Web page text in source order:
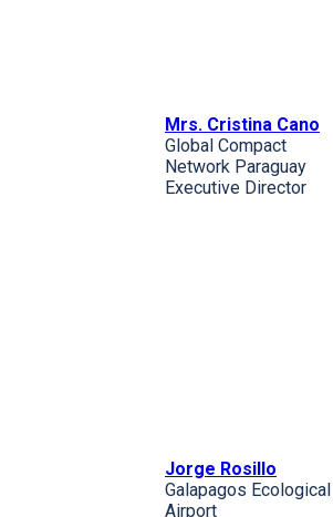
Mrs. Cristina Cano
Global Compact
Network Paraguay
Executive Director
Jorge Rosillo
Galapagos Ecological
Airport